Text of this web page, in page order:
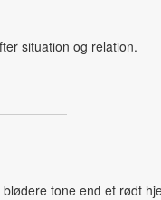
situation og relation.
tone end et rødt